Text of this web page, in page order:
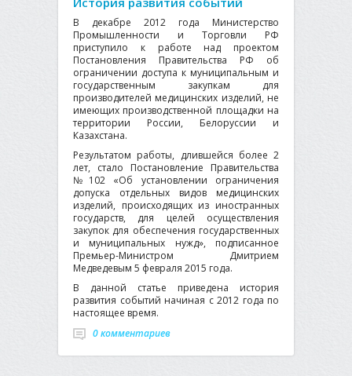
В декабре 2012 года Министерство
Промышленности и Торговли РФ
приступило к работе над проектом
Постановления Правительства РФ об
ограничении доступа к муниципальным и
государственным закупкам для
производителей медицинских изделий, не
имеющих производственной площадки на
территории России, Белоруссии и
Казахстана.
Результатом работы, длившейся более 2
лет, стало Постановление Правительства
№102 «Об установлении ограничения
допуска отдельных видов медицинских
изделий, происходящих из иностранных
государств, для целей осуществления
закупок для обеспечения государственных
и муниципальных нужд», подписанное
Премьер-Министром Дмитрием
Медведевым 5 февраля 2015 года.
В данной статье приведена история
развития событий начиная с 2012 года по
настоящее время.
0 комментариев